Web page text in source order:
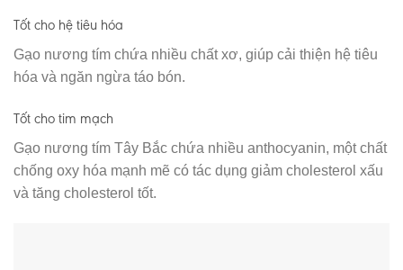
Tốt cho hệ tiêu hóa
Gạo nương tím chứa nhiều chất xơ, giúp cải thiện hệ tiêu
hóa và ngăn ngừa táo bón.
Tốt cho tim mạch
Gạo nương tím Tây Bắc chứa nhiều anthocyanin, một chất
chống oxy hóa mạnh mẽ có tác dụng giảm cholesterol xấu
và tăng cholesterol tốt.